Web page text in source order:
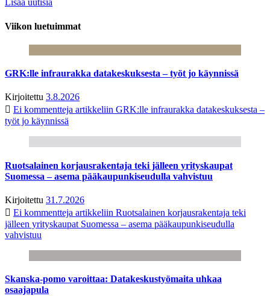
Lisää uutisia
Viikon luetuimmat
GRK:lle infraurakka datakeskuksesta – työt jo käynnissä
Kirjoitettu 3.8.2026
Ei kommentteja artikkeliin GRK:lle infraurakka datakeskuksesta –
työt jo käynnissä
Ruotsalainen korjausrakentaja teki jälleen yrityskaupat
Suomessa – asema pääkaupunkiseudulla vahvistuu
Kirjoitettu 31.7.2026
Ei kommentteja artikkeliin Ruotsalainen korjausrakentaja teki
jälleen yrityskaupat Suomessa – asema pääkaupunkiseudulla
vahvistuu
Skanska-pomo varoittaa: Datakeskustyömaita uhkaa
osaajapula